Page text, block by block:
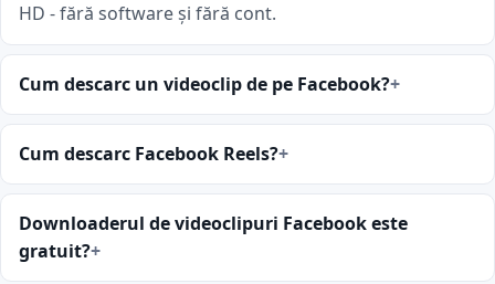
HD - fără software și fără cont.
Cum descarc un videoclip de pe Facebook?
Cum descarc Facebook Reels?
Downloaderul de videoclipuri Facebook este
gratuit?